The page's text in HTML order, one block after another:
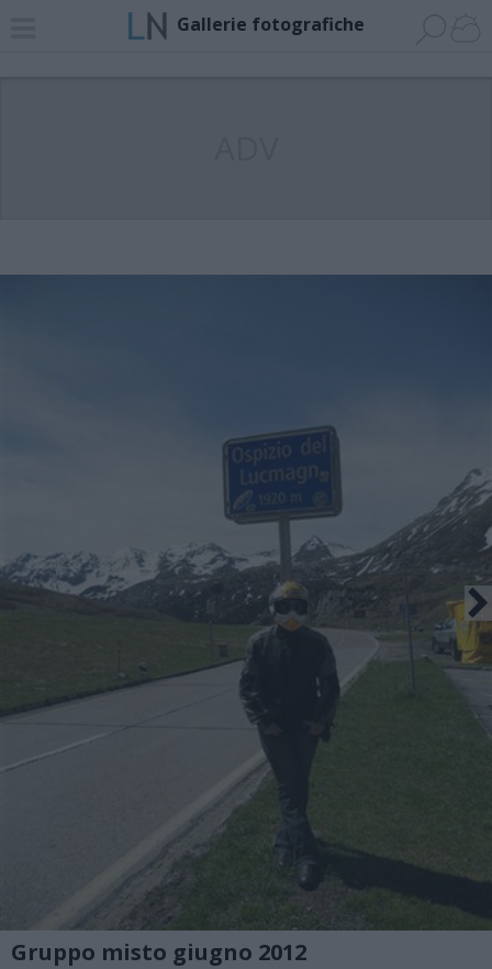
Gallerie fotografiche
Gruppo misto giugno 2012